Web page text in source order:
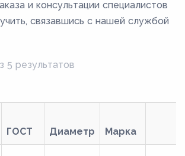
и консультации специалистов
связавшись с нашей службой
5 результатов
ГОСТ Диаметр Марка